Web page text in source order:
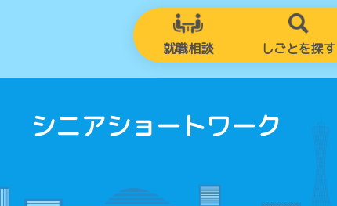
就職相談 しごとを探す
シニアショートワーク